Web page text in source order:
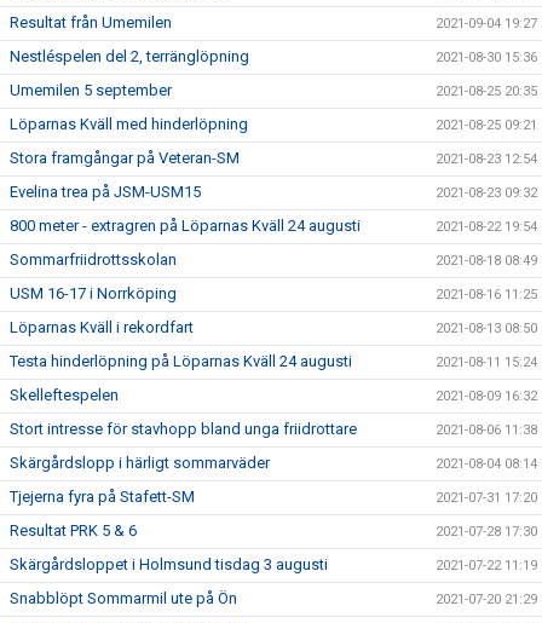
Resultat från Umemilen 2021-09-04 19:27
Nestléspelen del 2, terränglöpning 2021-08-30 15:36
Umemilen 5 september 2021-08-25 20:35
Löparnas Kväll med hinderlöpning 2021-08-25 09:21
Stora framgångar på Veteran-SM 2021-08-23 12:54
Evelina trea på JSM-USM15 2021-08-23 09:32
800 meter - extragren på Löparnas Kväll 24 augusti 2021-08-22 19:54
Sommarfriidrottsskolan 2021-08-18 08:49
USM 16-17 i Norrköping 2021-08-16 11:25
Löparnas Kväll i rekordfart 2021-08-13 08:50
Testa hinderlöpning på Löparnas Kväll 24 augusti 2021-08-11 15:24
Skelleftespelen 2021-08-09 16:32
Stort intresse för stavhopp bland unga friidrottare 2021-08-06 11:38
Skärgårdslopp i härligt sommarväder 2021-08-04 08:14
Tjejerna fyra på Stafett-SM 2021-07-31 17:20
Resultat PRK 5 & 6 2021-07-28 17:30
Skärgårdsloppet i Holmsund tisdag 3 augusti 2021-07-22 11:19
Snabblöpt Sommarmil ute på Ön 2021-07-20 21:29